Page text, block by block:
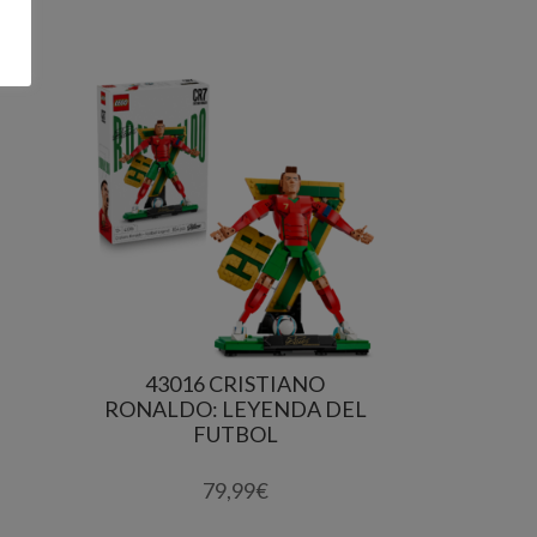
43016 CRISTIANO
RONALDO: LEYENDA DEL
FUTBOL
79,99€